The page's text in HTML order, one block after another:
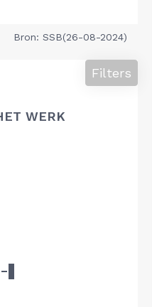
Bron: SSB(26-08-2024)
WERK
Filters